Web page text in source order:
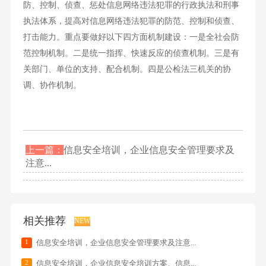
防、控制、侦查、惩处信息网络违法犯罪的行政执法和刑事
执法体系，提高对信息网络违法犯罪的防范、控制和侦查、
打击能力。重点要做好以下四方面机制建设：一是全社会防
范控制机制。二是统一指挥、快速反应的侦查机制。三是有
关部门、单位的支持、配合机制。四是公检法三机关的协
调、协作机制。
上一篇：信息安全培训，企业信息安全管理要求及
注意...
相关推荐 NEW
1 信息安全培训，企业信息安全管理要求及注意...
2 信息安全培训，企业信息安全培训方案、信息...